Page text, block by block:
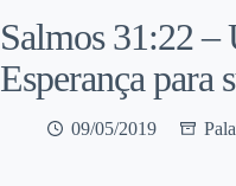
Salmos 31:22 –
Esperança para
09/05/2019